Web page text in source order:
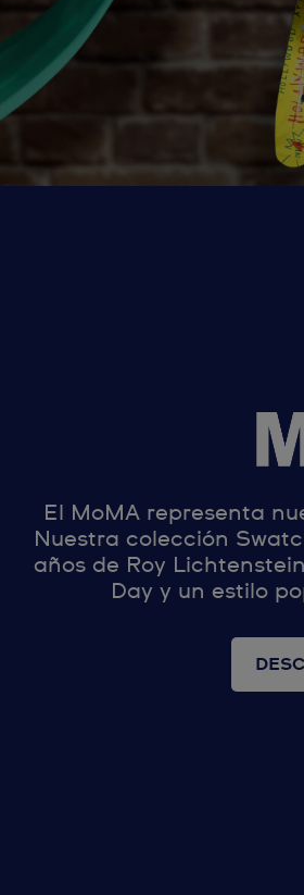
El MoMA representa
Nuestra colección
años de Roy
Day y un estilo